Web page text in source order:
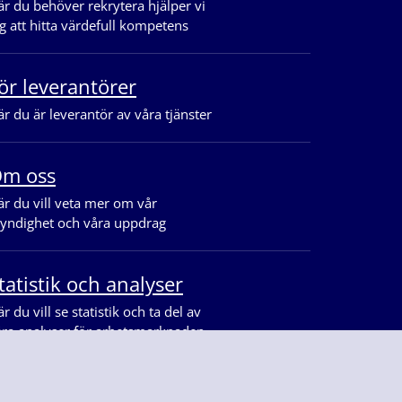
du behöver rekrytera hjälper vi
att hitta värdefull kompetens
leverantörer
du är leverantör av våra tjänster
oss
du vill veta mer om vår
och våra uppdrag
och analyser
du vill se statistik och ta del av
analyser för arbetsmarknaden